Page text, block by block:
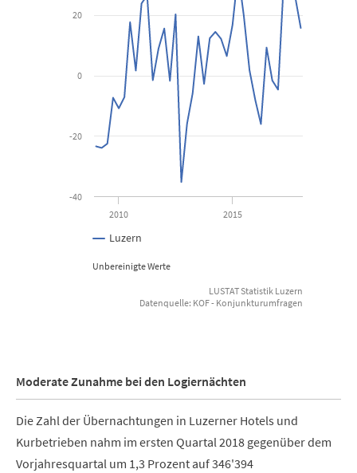
View as data table, Gastgewerbe: Beurteilung
The chart has 1 X axis displaying Time. Data ranges from 2009-
The chart has 1 Y axis displaying Saldo. Data ranges from -35.3
Unbereinigte Werte
Luzern
2010 2015
-40
-20
0
20
LUSTAT Statistik Luzern
Datenquelle: KOF - Konjunkturumfragen
Moderate Zunahme bei den Logiernächten
Die Zahl der Übernachtungen in Luzerner Hotels und
Kurbetrieben nahm im ersten Quartal 2018 gegenüber dem
Vorjahresquartal um 1,3 Prozent auf 346'394